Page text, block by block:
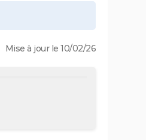
Mise à jour le 10/02/26